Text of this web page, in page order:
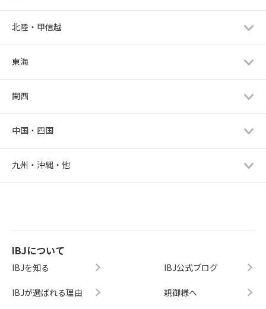
北陸・甲信越
東海
関西
中国・四国
九州・沖縄・他
IBJについて
IBJを知る
IBJが選ばれる理由
IBJ公式ブログ
親御様へ